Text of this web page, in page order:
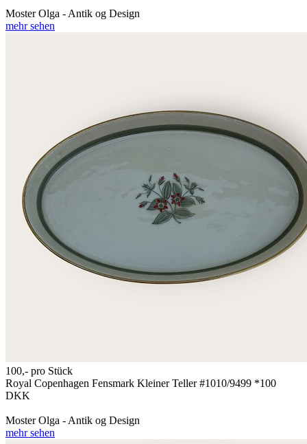
Moster Olga - Antik og Design
mehr sehen
100,- pro Stück
Royal Copenhagen Fensmark Kleiner Teller #1010/9499 *100
DKK
Moster Olga - Antik og Design
mehr sehen